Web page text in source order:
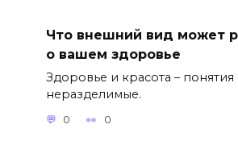
Что внешний вид может
о вашем здоровье
Здоровье и красота – понятия
неразделимые.
0 0